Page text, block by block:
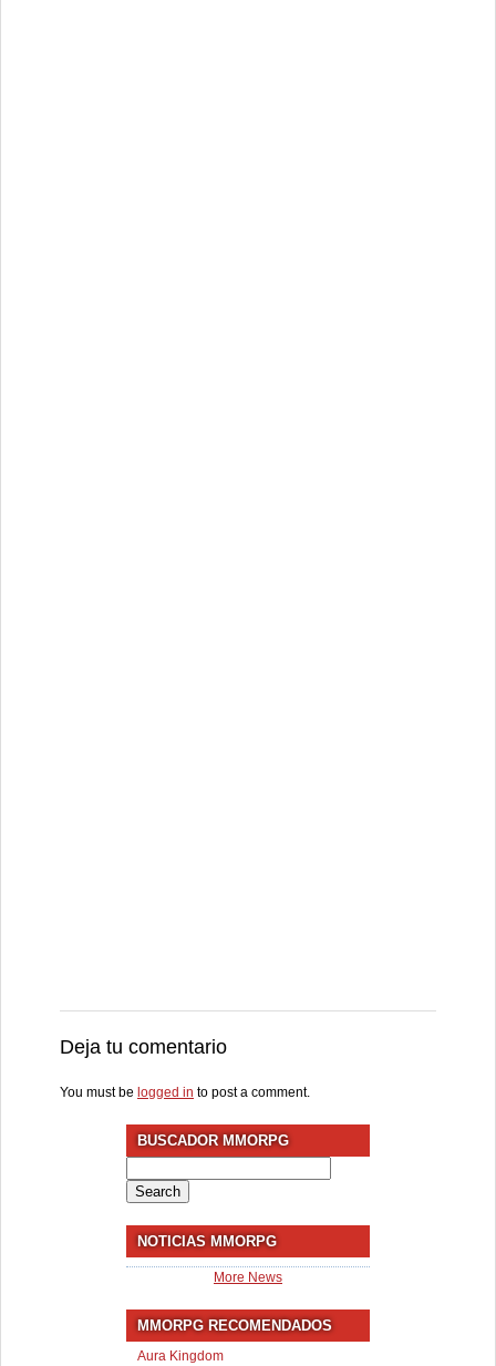
Deja tu comentario
You must be logged in to post a comment.
BUSCADOR MMORPG
for:
NOTICIAS MMORPG
More News
MMORPG RECOMENDADOS
Aura Kingdom